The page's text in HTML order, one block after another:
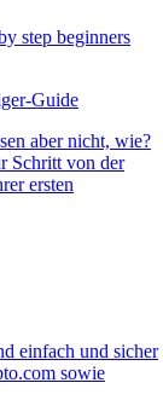
Guide
aber nicht, wie?
Schritt von der
ersten
einfach und sicher
sowie